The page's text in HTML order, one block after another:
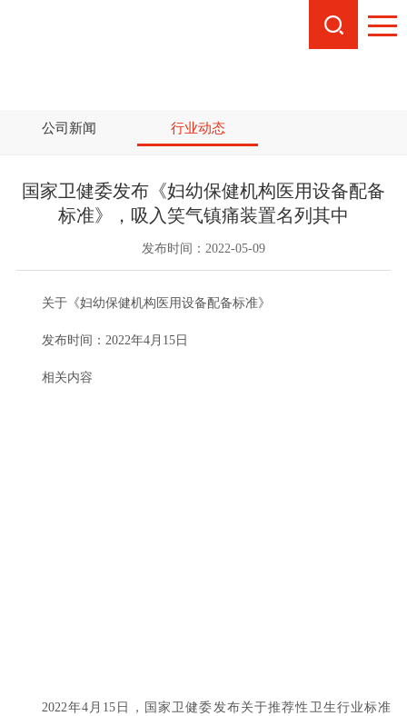
大盘点
公司新闻 行业动态
国家卫健委发布《妇幼保健机构医用设备配备
标准》，吸入笑气镇痛装置名列其中
发布时间：2022-05-09
关于《妇幼保健机构医用设备配备标准》
发布时间：2022年4月15日
相关内容
2022年4月15日，国家卫健委发布关于推荐性卫生行业标准